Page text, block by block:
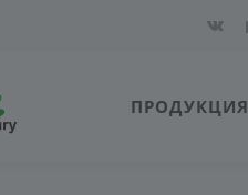
ПРОДУКЦИЯ